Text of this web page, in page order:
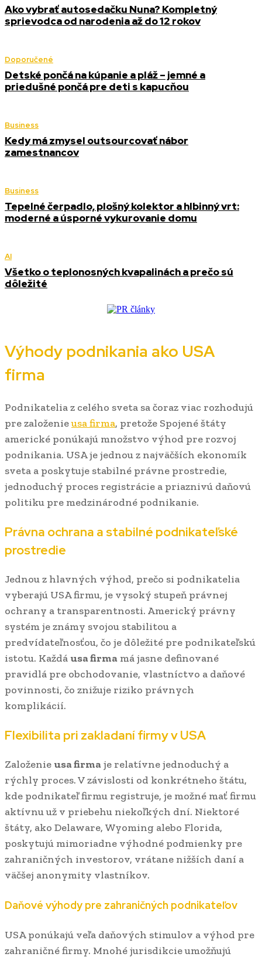
Ako vybrať autosedačku Nuna? Kompletný
sprievodca od narodenia až do 12 rokov
Doporučené
Detské pončá na kúpanie a pláž – jemné a
priedušné pončá pre deti s kapucňou
Business
Kedy má zmysel outsourcovať nábor
zamestnancov
Business
Tepelné čerpadlo, plošný kolektor a hlbinný vrt:
moderné a úsporné vykurovanie domu
AI
Všetko o teplonosných kvapalinách a prečo sú
dôležité
Výhody podnikania ako USA
firma
Podnikatelia z celého sveta sa čoraz viac rozhodujú
pre založenieusa firma, pretože Spojené štáty
americké ponúkajú množstvo výhod pre rozvoj
podnikania. USA je jednou z najväčších ekonomík
sveta a poskytuje stabilné právne prostredie,
jednoduchý proces registrácie a priaznivú daňovú
politiku pre medzinárodné podnikanie.
Právna ochrana a stabilné podnikateľské
prostredie
Jednou z hlavných výhod, prečo si podnikatelia
vyberajú USA firmu, je vysoký stupeň právnej
ochrany a transparentnosti. Americký právny
systém je známy svojou stabilitou a
predvídateľnosťou, čo je dôležité pre podnikateľskú
istotu. Každá usa firma má jasne definované
pravidlá pre obchodovanie, vlastníctvo a daňové
povinnosti, čo znižuje riziko právnych
komplikácií.
Flexibilita pri zakladaní firmy v USA
Založenie usa firmaje relatívne jednoduchý a
rýchly proces. V závislosti od konkrétneho štátu,
kde podnikateľ firmu registruje, je možné mať firmu
aktívnu už v priebehu niekoľkých dní. Niektoré
štáty, ako Delaware, Wyoming alebo Florida,
poskytujú mimoriadne výhodné podmienky pre
zahraničných investorov, vrátane nižších daní a
väčšej anonymity vlastníkov.
Daňové výhody pre zahraničných podnikateľov
USA ponúkajú veľa daňových stimulov a výhod pre
zahraničné firmy. Mnohé jurisdikcie umožňujú